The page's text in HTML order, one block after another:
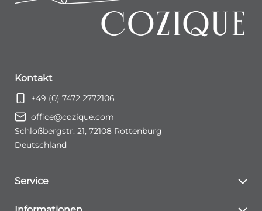
Kontakt
+49 (0) 7472 2772106
office@cozique.com
Schloßbergstr. 21, 72108 Rottenburg
Deutschland
Service
Kontaktformular